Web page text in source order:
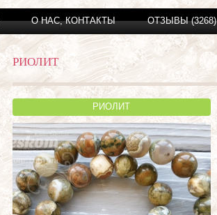
О НАС, КОНТАКТЫ ОТЗЫВЫ (3268)
РИОЛИТ
РИОЛИТ